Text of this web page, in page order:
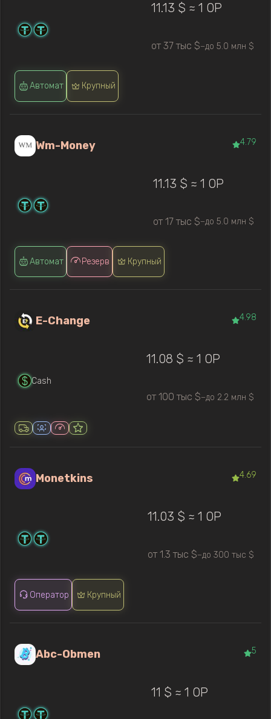
11.13 $ ≈ 1 OP
от 37 тыс $—до 5.0 млн $
Автомат Крупный
Wm-Money 4.79
11.13 $ ≈ 1 OP
от 17 тыс $—до 5.0 млн $
Автомат Резерв Крупный
E-Change 4.98
Cash
11.08 $ ≈ 1 OP
от 100 тыс $—до 2.2 млн $
Monetkins 4.69
11.03 $ ≈ 1 OP
от 1.3 тыс $—до 300 тыс $
Оператор Крупный
Abc-Obmen 5
11 $ ≈ 1 OP